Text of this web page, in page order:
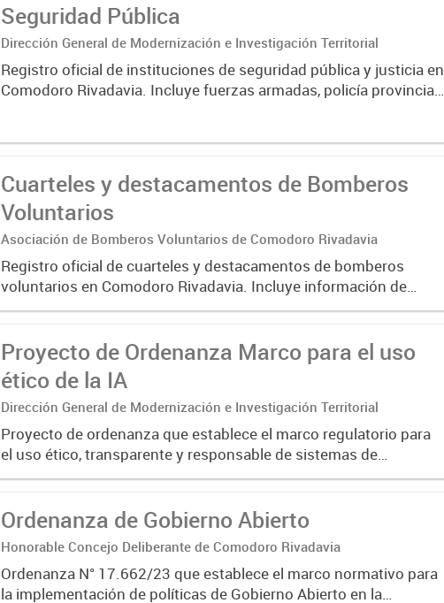
Seguridad Pública
Dirección General de Modernización e Investigación Territorial
Registro oficial de instituciones de seguridad pública y justicia en
Comodoro Rivadavia. Incluye fuerzas armadas, policía provincial,
Cuarteles y destacamentos de Bomberos
Voluntarios
Asociación de Bomberos Voluntarios de Comodoro Rivadavia
Registro oficial de cuarteles y destacamentos de bomberos
voluntarios en Comodoro Rivadavia. Incluye información de
contacto, ubicación geográfica por barrio y datos institucionales
Proyecto de Ordenanza Marco para el uso
ético de la IA
Dirección General de Modernización e Investigación Territorial
Proyecto de ordenanza que establece el marco regulatorio para
el uso ético, transparente y responsable de sistemas de
Inteligencia Artificial en la administración pública municipal.
Ordenanza de Gobierno Abierto
Honorable Concejo Deliberante de Comodoro Rivadavia
Ordenanza N° 17.662/23 que establece el marco normativo para
la implementación de políticas de Gobierno Abierto en la